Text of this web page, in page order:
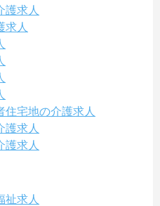
護求人
求人
宅地の介護求人
護求人
護求人
祉求人